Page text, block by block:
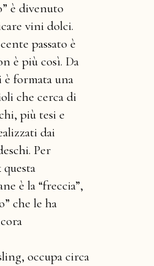
è divenuto
vini dolci.
passato è
è più così. Da
è formata una
che cerca di
più tesi e
dai
Per
è la “freccia”,
che le ha
occupa circa